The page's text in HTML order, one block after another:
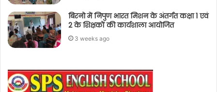
बिरनो में निपुण भारत मिशन के अंतर्गत कक्षा 1 एवं
2 के शिक्षकों की कार्यशाला आयोजित
3 weeks ago